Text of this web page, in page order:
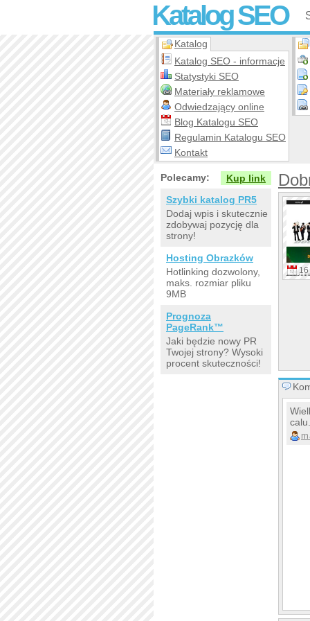
Katalog SEO
Katalog
Katalog SEO - informacje
Statystyki SEO
Materiały reklamowe
Odwiedzający online
Blog Katalogu SEO
Regulamin Katalogu SEO
Kontakt
16
Polecamy:
Kup link
Szybki katalog PR5
Dodaj wpis i skutecznie
zdobywaj pozycję dla
strony!
Hosting Obrazków
Hotlinking dozwolony,
maks. rozmiar pliku
9MB
Prognoza
PageRank™
Jaki będzie nowy PR
Twojej strony? Wysoki
procent skuteczności!